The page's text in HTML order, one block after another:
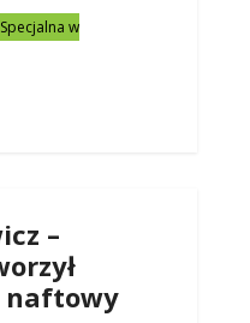
w
–
naftowy